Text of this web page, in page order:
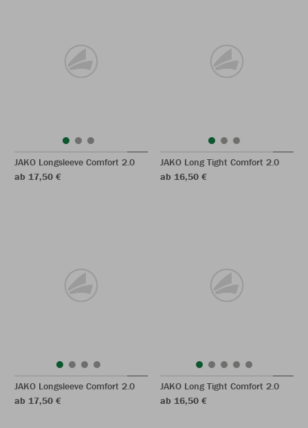
JAKO Longsleeve Comfort 2.0
ab 17,50 €
JAKO Long Tight Comfort 2.0
ab 16,50 €
JAKO Longsleeve Comfort 2.0
ab 17,50 €
JAKO Long Tight Comfort 2.0
ab 16,50 €